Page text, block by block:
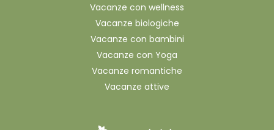
Vacanze con wellness
Vacanze biologiche
Vacanze con bambini
Vacanze con Yoga
Vacanze romantiche
Vacanze attive